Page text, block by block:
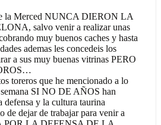
la Merced NUNCA DIERON LA
salvo venir a realizar unas
muy buenos caches y hasta
ademas les concedeis los
a sus muy buenas vitrinas PERO
toreros que he mencionado a lo
SI NO DE AÑOS han
defensa y la cultura taurina
de dejar de trabajar para venir a